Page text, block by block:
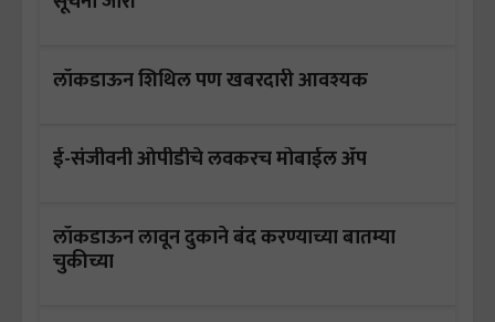
लॉकडाऊन शिथिल पण खबरदारी आवश्यक
ई-संजीवनी ओपीडीचे लवकरच मोबाईल ॲप
लॉकडाऊन लावून दुकाने बंद करण्याच्या बातम्या
चुकीच्या